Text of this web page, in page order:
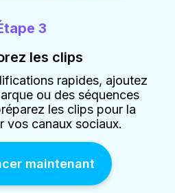
3
les clips
rapides, ajoutez
ou des séquences
les clips pour la
vos canaux sociaux.
maintenant